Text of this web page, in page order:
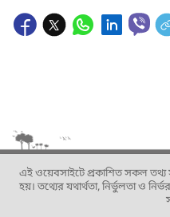
এই ওয়েবসাইটে প্রকাশিত সকল তথ্য
হয়। তথ্যের যথার্থতা, নির্ভুলতা ও